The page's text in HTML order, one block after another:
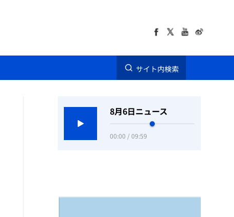
サイト内検索
8月6日ニュース
00:00 / 09:59